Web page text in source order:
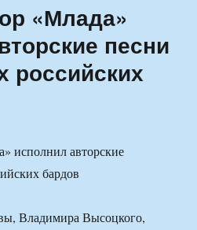
«Млада»
песни
российских
Владимира Высоцкого,